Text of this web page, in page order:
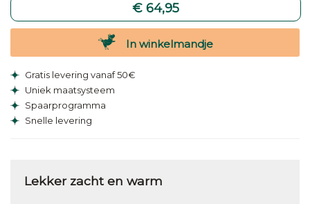
€ 64,95
In winkelmandje
Gratis levering vanaf 50€
Uniek maatsysteem
Spaarprogramma
Snelle levering
Lekker zacht en warm